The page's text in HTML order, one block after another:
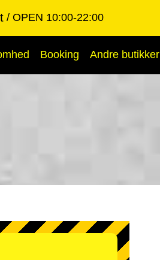
OPEN 10:00-22:00
Booking Andre butikker